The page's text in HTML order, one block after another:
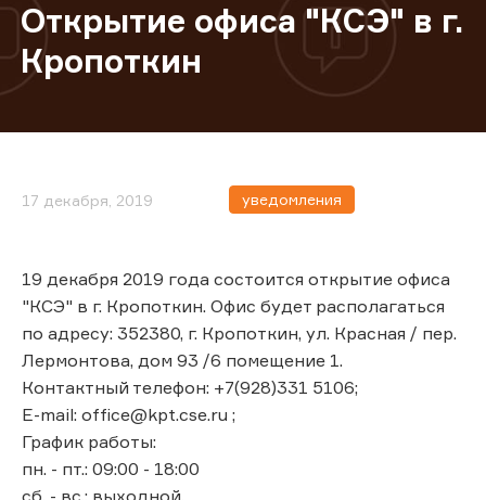
Открытие офиса "КСЭ" в г.
Кропоткин
17 декабря, 2019 уведомления
19 декабря 2019 года состоится открытие офиса
"КСЭ" в г. Кропоткин. Офис будет располагаться
по адресу: 352380, г. Кропоткин, ул. Красная / пер.
Лермонтова, дом 93 /6 помещение 1.
Контактный телефон: +7(928)331 5106;
E-mail: office@kpt.cse.ru ;
График работы:
пн. - пт.: 09:00 - 18:00
сб. - вс.: выходной.